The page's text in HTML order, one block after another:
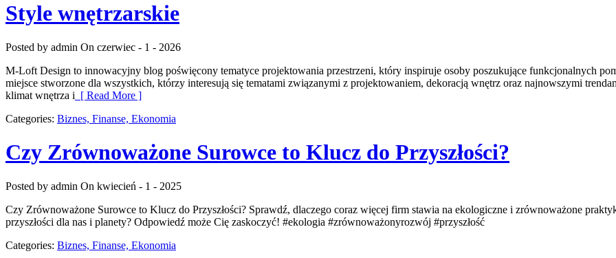
Style wnętrzarskie
Posted by admin On czerwiec - 1 - 2026
M-Loft Design to innowacyjny blog poświęcony tematyce projektowania przestrzeni, który inspiruje osoby poszukujące funkcjonalnych
miejsce stworzone dla wszystkich, którzy interesują się tematami związanymi z projektowaniem, dekoracją wnętrz oraz najnowszymi
klimat wnętrza i [ Read More ]
Categories: Biznes, Finanse, Ekonomia
Czy Zrównoważone Surowce to Klucz do Przyszłości?
Posted by admin On kwiecień - 1 - 2025
Czy Zrównoważone Surowce to Klucz do Przyszłości? Sprawdź, dlaczego coraz więcej firm stawia na ekologiczne i zrównoważone
przyszłości dla nas i planety? Odpowiedź może Cię zaskoczyć! #ekologia #zrównoważonyrozwój #przyszłość
Categories: Biznes, Finanse, Ekonomia